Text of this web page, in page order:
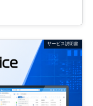
サービス説明書